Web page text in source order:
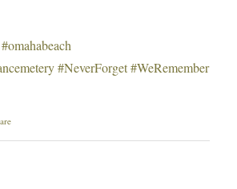
#omahabeach
#NeverForget #WeRemember